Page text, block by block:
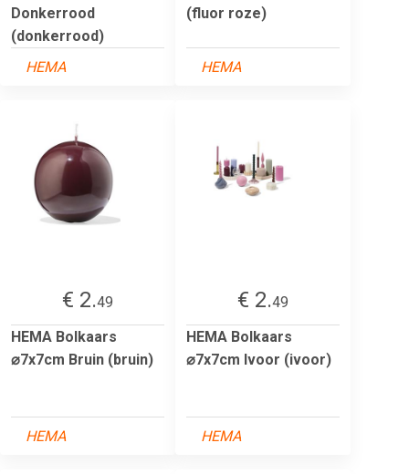
Donkerrood
(donkerrood)
HEMA
(fluor roze)
HEMA
€ 2.49
HEMA Bolkaars
⌀7x7cm Bruin (bruin)
HEMA
€ 2.49
HEMA Bolkaars
⌀7x7cm Ivoor (ivoor)
HEMA